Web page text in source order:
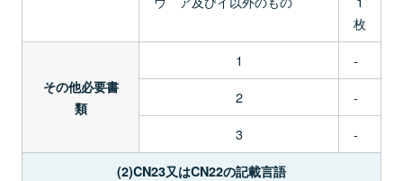
枚
その他必要書
類
1
-
2
-
3
-
(2)CN23又はCN22の記載言語